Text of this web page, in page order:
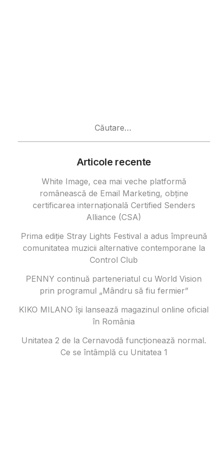
Articole recente
White Image, cea mai veche platformă
românească de Email Marketing, obține
certificarea internațională Certified Senders
Alliance (CSA)
Prima ediție Stray Lights Festival a adus împreună
comunitatea muzicii alternative contemporane la
Control Club
PENNY continuă parteneriatul cu World Vision
prin programul „Mândru să fiu fermier”
KIKO MILANO își lansează magazinul online oficial
în România
Unitatea 2 de la Cernavodă funcționează normal.
Ce se întâmplă cu Unitatea 1